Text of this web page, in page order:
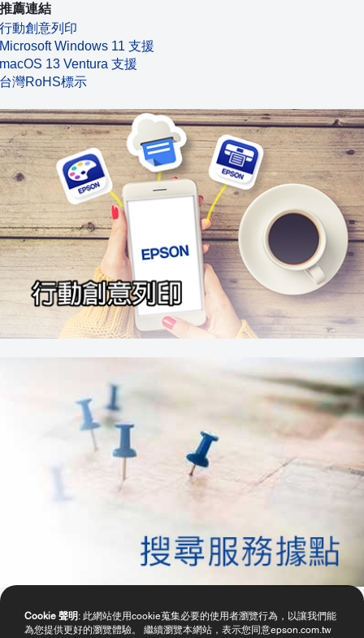
推薦連結
行動創意列印
Microsoft Windows 11 支援
macOS 13 Ventura 支援
台灣RoHS標示
Cookie 聲明 : 此網站使用cookie蒐集必要的使用者瀏覽行為，以讓我們能
為您提供更好的瀏覽體驗。 繼續瀏覽本網站，表示您同意epson.com.tw